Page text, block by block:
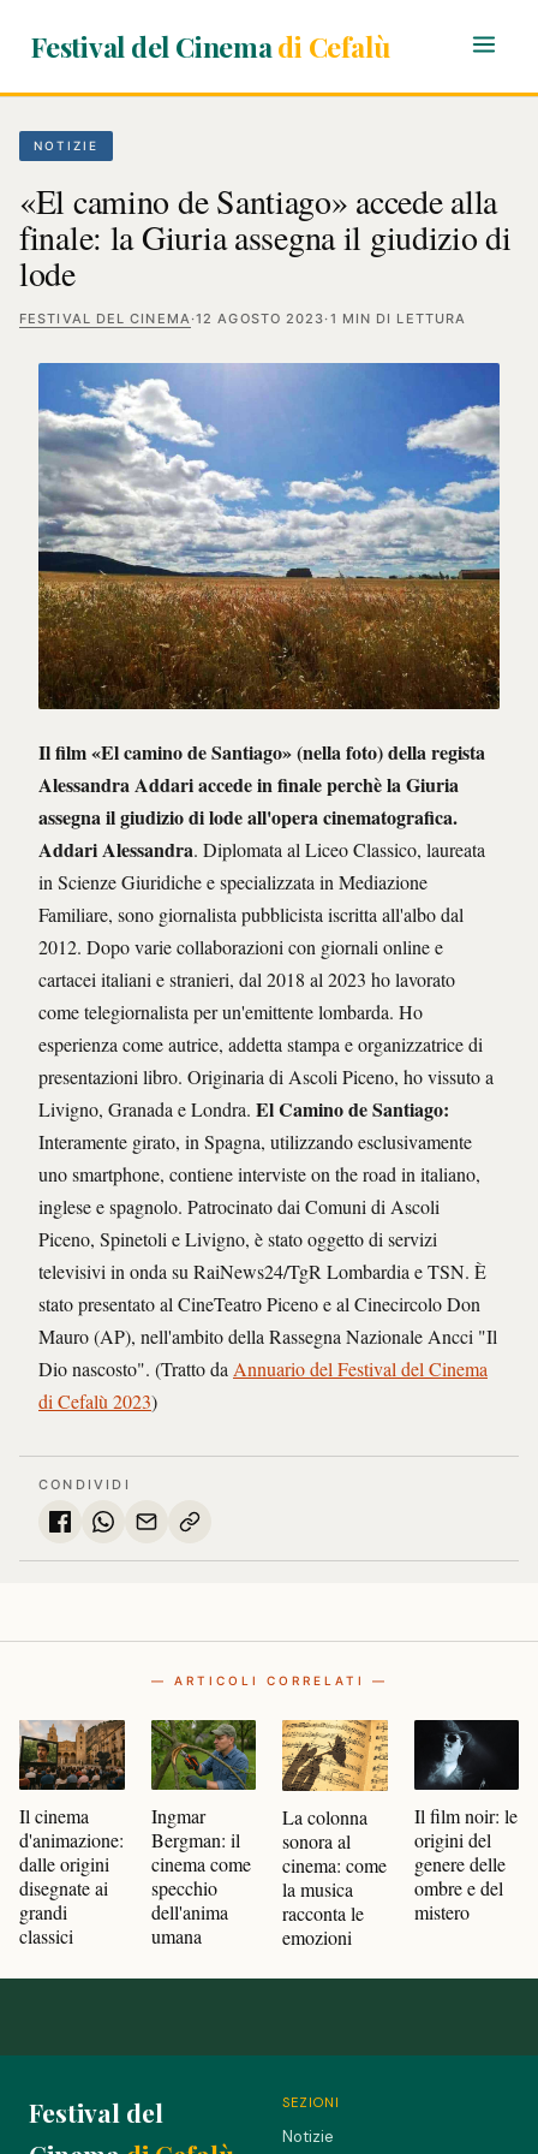
Festival del Cinemadi Cefalù
NOTIZIE
«El camino de Santiago» accede alla
finale: la Giuria assegna il giudizio di
lode
FESTIVAL DEL CINEMA·12 AGOSTO 2023·1 MIN DI LETTURA
Il film «El camino de Santiago» (nella foto) della regista
Alessandra Addari accede in finale perchè la Giuria
assegna il giudizio di lode all'opera cinematografica.
Addari Alessandra. Diplomata al Liceo Classico, laureata
in Scienze Giuridiche e specializzata in Mediazione
Familiare, sono giornalista pubblicista iscritta all'albo dal
2012. Dopo varie collaborazioni con giornali online e
cartacei italiani e stranieri, dal 2018 al 2023 ho lavorato
come telegiornalista per un'emittente lombarda. Ho
esperienza come autrice, addetta stampa e organizzatrice di
presentazioni libro. Originaria di Ascoli Piceno, ho vissuto a
Livigno, Granada e Londra. El Camino de Santiago:
Interamente girato, in Spagna, utilizzando esclusivamente
uno smartphone, contiene interviste on the road in italiano,
inglese e spagnolo. Patrocinato dai Comuni di Ascoli
Piceno, Spinetoli e Livigno, è stato oggetto di servizi
televisivi in onda su RaiNews24/TgR Lombardia e TSN. È
stato presentato al CineTeatro Piceno e al Cinecircolo Don
Mauro (AP), nell'ambito della Rassegna Nazionale Ancci "Il
Dio nascosto". (Tratto da Annuario del Festival del Cinema
di Cefalù 2023)
CONDIVIDI
— ARTICOLI CORRELATI —
Il cinema
d'animazione:
dalle origini
disegnate ai
grandi
classici
Ingmar
Bergman: il
cinema come
specchio
dell'anima
umana
La colonna
sonora al
cinema: come
la musica
racconta le
emozioni
Il film noir: le
origini del
genere delle
ombre e del
mistero
Festival del
SEZIONI
Notizie